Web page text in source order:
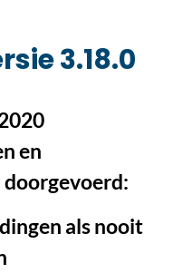
3.18.0
en
als nooit